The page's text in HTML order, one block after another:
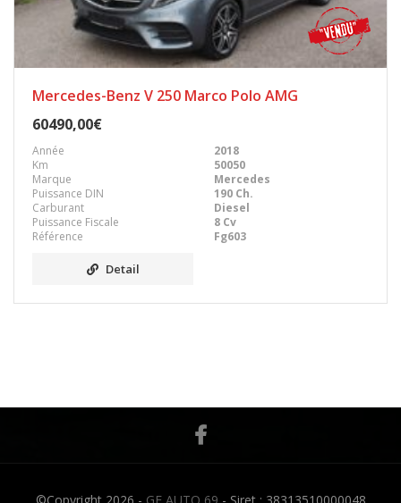
Mercedes-Benz V 250 Marco Polo AMG
60490,00€
Année
2018
Km
50050
Marque
Mercedes
Puissance DIN
190 Ch.
Carburant
Diesel
Puissance Fiscale
8 Cv
Référence
Fg603
Detail